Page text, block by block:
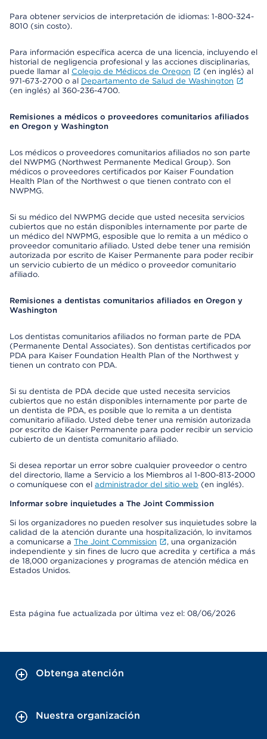
Para obtener servicios de interpretación de idiomas: 1-800-324-
8010 (sin costo).
Para información específica acerca de una licencia, incluyendo el
historial de negligencia profesional y las acciones disciplinarias,
puede llamar al Colegio de Médicos de Oregon
(en inglés) al
971-673-2700 o al Departamento de Salud de Washington
(en inglés) al 360-236-4700.
Remisiones a médicos o proveedores comunitarios afiliados
en Oregon y Washington
Los médicos o proveedores comunitarios afiliados no son parte
del NWPMG (Northwest Permanente Medical Group). Son
médicos o proveedores certificados por Kaiser Foundation
Health Plan of the Northwest o que tienen contrato con el
NWPMG.
Si su médico del NWPMG decide que usted necesita servicios
cubiertos que no están disponibles internamente por parte de
un médico del NWPMG, esposible que lo remita a un médico o
proveedor comunitario afiliado. Usted debe tener una remisión
autorizada por escrito de Kaiser Permanente para poder recibir
un servicio cubierto de un médico o proveedor comunitario
afiliado.
Remisiones a dentistas comunitarios afiliados en Oregon y
Washington
Los dentistas comunitarios afiliados no forman parte de PDA
(Permanente Dental Associates). Son dentistas certificados por
PDA para Kaiser Foundation Health Plan of the Northwest y
tienen un contrato con PDA.
Si su dentista de PDA decide que usted necesita servicios
cubiertos que no están disponibles internamente por parte de
un dentista de PDA, es posible que lo remita a un dentista
comunitario afiliado. Usted debe tener una remisión autorizada
por escrito de Kaiser Permanente para poder recibir un servicio
cubierto de un dentista comunitario afiliado.
Si desea reportar un error sobre cualquier proveedor o centro
del directorio, llame a Servicio a los Miembros al 1-800-813-2000
o comuníquese con el administrador del sitio web (en inglés).
Informar sobre inquietudes a The Joint Commission
Si los organizadores no pueden resolver sus inquietudes sobre la
calidad de la atención durante una hospitalización, lo invitamos
a comunicarse a The Joint Commission
, una organización
independiente y sin fines de lucro que acredita y certifica a más
de 18,000 organizaciones y programas de atención médica en
Estados Unidos.
Esta página fue actualizada por última vez el: 08/06/2026
Obtenga atención
Nuestra organización